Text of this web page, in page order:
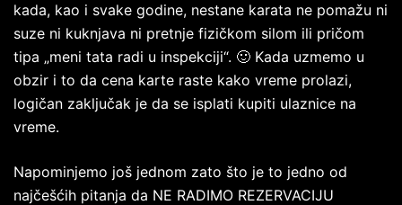
kada, kao i svake godine, nestane karata ne pomažu ni
suze ni kuknjava ni pretnje fizičkom silom ili pričom
tipa „meni tata radi u inspekciji“. 🙂 Kada uzmemo u
obzir i to da cena karte raste kako vreme prolazi,
logičan zaključak je da se isplati kupiti ulaznice na
vreme.
Napominjemo još jednom zato što je to jedno od
najčešćih pitanja da NE RADIMO REZERVACIJU